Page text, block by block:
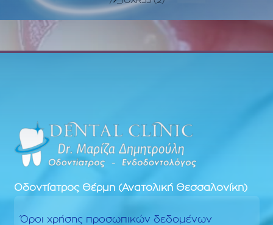
Οδοντίατρος Θέρμη (Ανατολική Θεσσαλονίκη)
Όροι χρήσης προσωπικών δεδομένων